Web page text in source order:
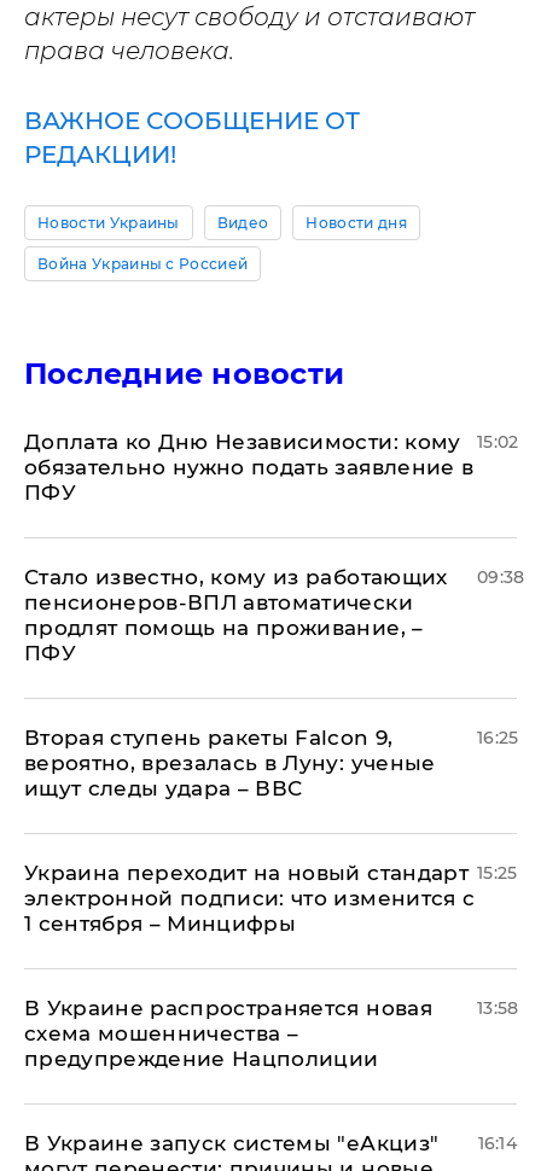
актеры несут свободу и отстаивают
права человека.
ВАЖНОЕ СООБЩЕНИЕ ОТ
РЕДАКЦИИ!
Новости Украины Видео Новости дня
Война Украины с Россией
Последние новости
Доплата ко Дню Независимости: кому
обязательно нужно подать заявление в
ПФУ
15:02
Стало известно, кому из работающих
пенсионеров-ВПЛ автоматически
продлят помощь на проживание, –
ПФУ
09:38
Вторая ступень ракеты Falcon 9,
вероятно, врезалась в Луну: ученые
ищут следы удара – ВВС
16:25
Украина переходит на новый стандарт
электронной подписи: что изменится с
1 сентября – Минцифры
15:25
В Украине распространяется новая
схема мошенничества –
предупреждение Нацполиции
13:58
В Украине запуск системы "еАкциз"
16:14